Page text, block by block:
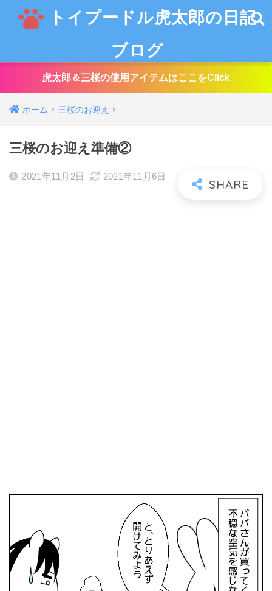
トイプードル虎太郎の日記
ブログ
虎太郎＆三桜の使用アイテムはここをClick
ホーム 三桜のお迎え
三桜のお迎え準備②
2021年11月2日 2021年11月6日